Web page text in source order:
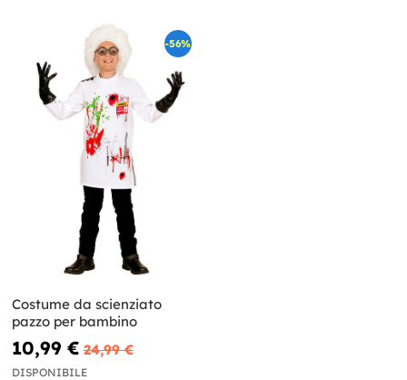
-56%
Costume da scienziato
pazzo per bambino
10,99 € 24,99 €
DISPONIBILE